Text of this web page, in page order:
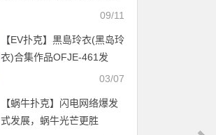
09/11
【EV扑克】黒島玲衣(黑岛玲
衣)合集作品OFJE-461发
布！看到男优就想要！「日
一周年！【EV扑克官网】
03/07
【蜗牛扑克】闪电网络爆发
式发展，蜗牛光芒更胜